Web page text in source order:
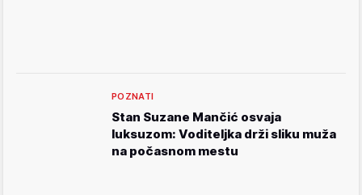
POZNATI
Stan Suzane Mančić osvaja
luksuzom: Voditeljka drži sliku muža
na počasnom mestu